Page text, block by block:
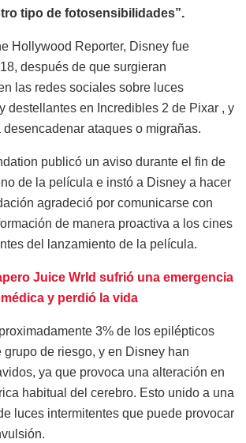
tipo de fotosensibilidades”.
Hollywood Reporter, Disney fue
después de que surgieran
las redes sociales sobre luces
destellantes en Incredibles 2 de Pixar , y
ataques o migrañas.
publicó un aviso durante el fin de
de la película e instó a Disney a hacer
agradeció por comunicarse con
de manera proactiva a los cines
del lanzamiento de la película.
Juice Wrld sufrió una emergencia
médica y perdió la vida
3% de los epilépticos
grupo de riesgo, y en Disney han
ya que provoca una alteración en
habitual del cerebro. Esto unido a una
luces intermitentes que puede provocar